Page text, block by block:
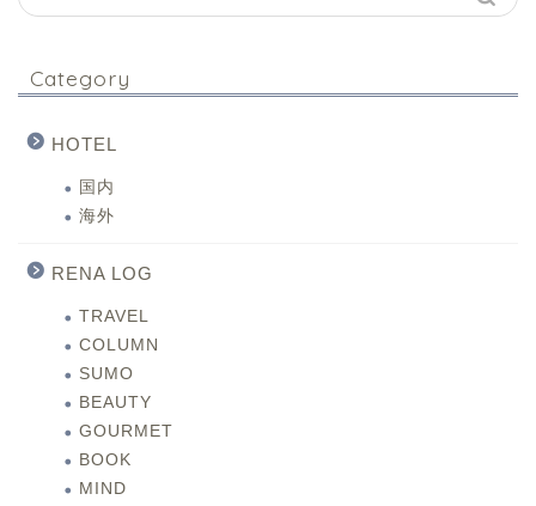
Category
HOTEL
国内
海外
RENA LOG
TRAVEL
COLUMN
SUMO
BEAUTY
GOURMET
BOOK
MIND